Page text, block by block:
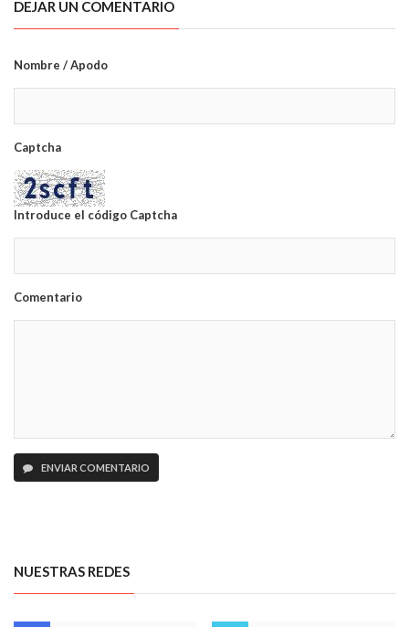
DEJAR UN COMENTARIO
Nombre / Apodo
Captcha
Introduce el código Captcha
Comentario
ENVIAR COMENTARIO
NUESTRAS REDES